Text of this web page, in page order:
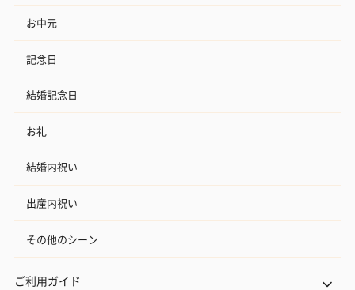
お中元
記念日
結婚記念日
お礼
結婚内祝い
出産内祝い
その他のシーン
ご利用ガイド